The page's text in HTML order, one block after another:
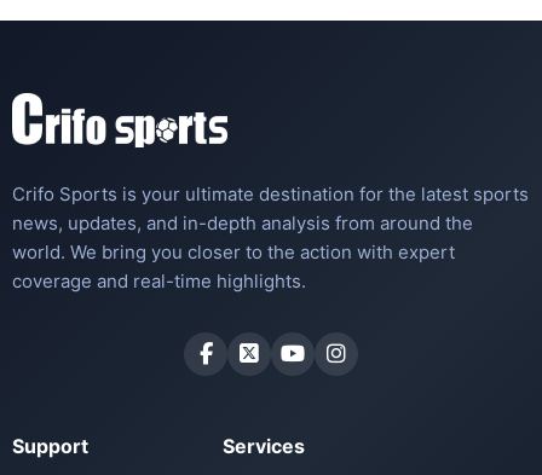
Crifo Sports is your ultimate destination for the latest sports
news, updates, and in-depth analysis from around the
world. We bring you closer to the action with expert
coverage and real-time highlights.
Support Services